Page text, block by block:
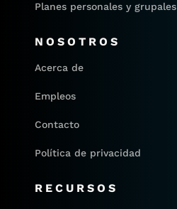
Planes personales y grupales
NOSOTROS
Acerca de
Empleos
Contacto
Política de privacidad
RECURSOS